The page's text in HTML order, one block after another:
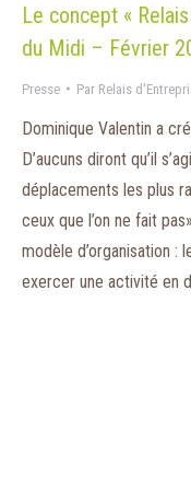
Le concept «
du Midi – Février
Presse Par Relais
Dominique Valentin a
D’aucuns diront qu’il
déplacements les plus
ceux que l’on ne fait
modèle d’organisation :
exercer une activité en